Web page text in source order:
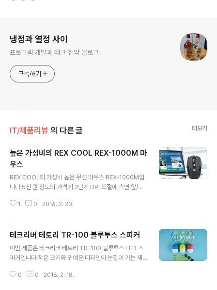
냉정과 열정 사이
프로그램 개발과 테크 집약 블로그
구독하기
IT/제품리뷰 의 다른 글 더보기
높은 가성비의 REX COOL REX-1000M 마
우스
REX COOL의 가성비 높은 무선 마우스 REX-1000M입
니다.5천 원 정도의 가격에 3단계 DPI 조절에 측면 앞/뒤
무선 마우스 REX-1000M에 대한 리뷰를 진행하겠습니
수 있습니다. 무선 수신기와 마우스, 건전지로 구성되어 있
습니다.▼ REX COOL REX-1000M기본적인 무선 마우
스의 구성입니다. ▼ 제품 구성다른 마우스와 유사한 형태
앞/뒤로 가기 버튼이 있는 특징이 있습니다. ▼ 제품 특징
1 0 2016. 2. 20.
테크리버 테토리 TR-100 블루투스 스피커
이번 제품은 테크리버 테토리 TR-100 블루투스 LED 스
피커입니다.작은 크기와 귀여운 디자인이 눈길이 가는 제
입니다. 다양한 LED 색상과 함께 작지만 알찬 구성입니다.
0 0 2016. 2. 18.